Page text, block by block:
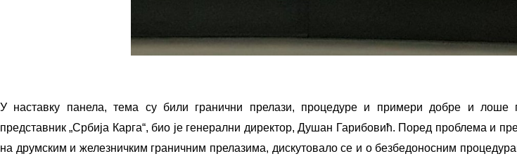
У наставку панела, тема су били гранични прелази, процедуре и примери добре и лоше
представник „Србија Карга“, био је генерални директор, Душан Гарибовић. Поред проблема и
на друмским и железничким граничним прелазима, дискутовало се и о безбедоносним